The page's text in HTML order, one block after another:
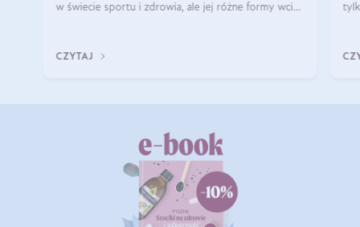
w świecie sportu i zdrowia, ale jej różne formy wciąż
jaka forma kreatyny jest najlepsza.
CZYTAJ